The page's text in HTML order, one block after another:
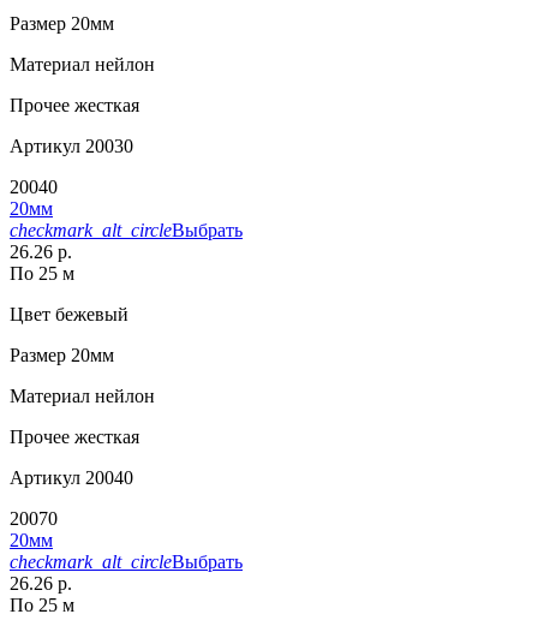
Размер 20мм
Материал нейлон
Прочее жесткая
Артикул 20030
20040
20мм
checkmark_alt_circleВыбрать
26.26 р.
По 25 м
Цвет бежевый
Размер 20мм
Материал нейлон
Прочее жесткая
Артикул 20040
20070
20мм
checkmark_alt_circleВыбрать
26.26 р.
По 25 м